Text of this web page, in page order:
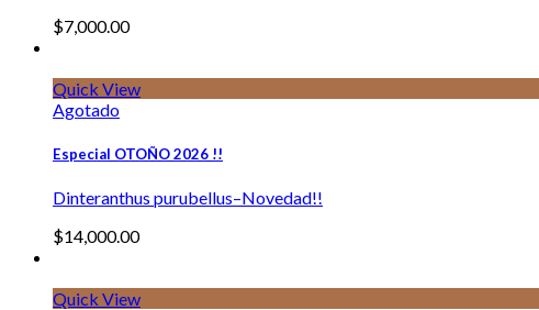
$7,000.00
Quick View
Agotado
Especial OTOÑO 2026 !!
Dinteranthus purubellus–Novedad!!
$14,000.00
Quick View